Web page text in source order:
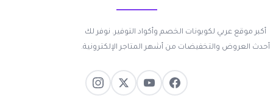
أكبر موقع عربي لكوبونات الخصم وأكواد التوفير. نوفر لك
أحدث العروض والتخفيضات من أشهر المتاجر الإلكترونية.